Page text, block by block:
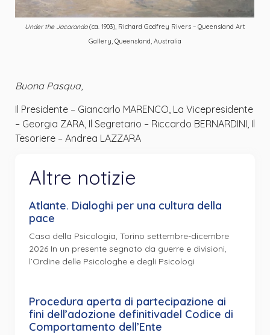
Under the Jacaranda(ca. 1903), Richard Godfrey Rivers – Queensland Art
Gallery, Queensland, Australia
Buona Pasqua,
Il Presidente – Giancarlo MARENCO, La Vicepresidente
– Georgia ZARA, Il Segretario – Riccardo BERNARDINI, Il
Tesoriere – Andrea LAZZARA
Altre notizie
Atlante. Dialoghi per una cultura della
pace
Casa della Psicologia, Torino settembre-dicembre
2026 In un presente segnato da guerre e divisioni,
l’Ordine delle Psicologhe e degli Psicologi
Procedura aperta di partecipazione ai
fini dell’adozione definitivadel Codice di
Comportamento dell’Ente